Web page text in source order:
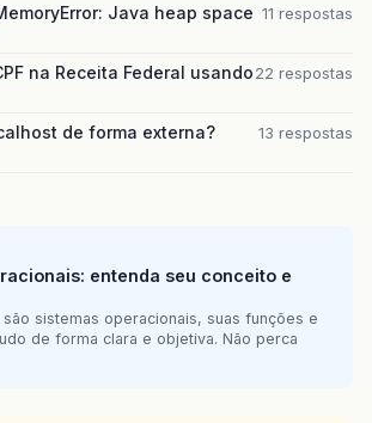
Java heap space 11 respostas
na Receita Federal usando22 respostas
de forma externa?
13 respostas
entenda seu conceito e
sistemas operacionais, suas funções e
de forma clara e objetiva. Não perca